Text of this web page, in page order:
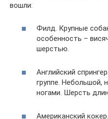
вошли:
Филд. Крупные
особенность –
шерстью.
Английский
группе. Небольшой,
ногами. Шерсть
Американский